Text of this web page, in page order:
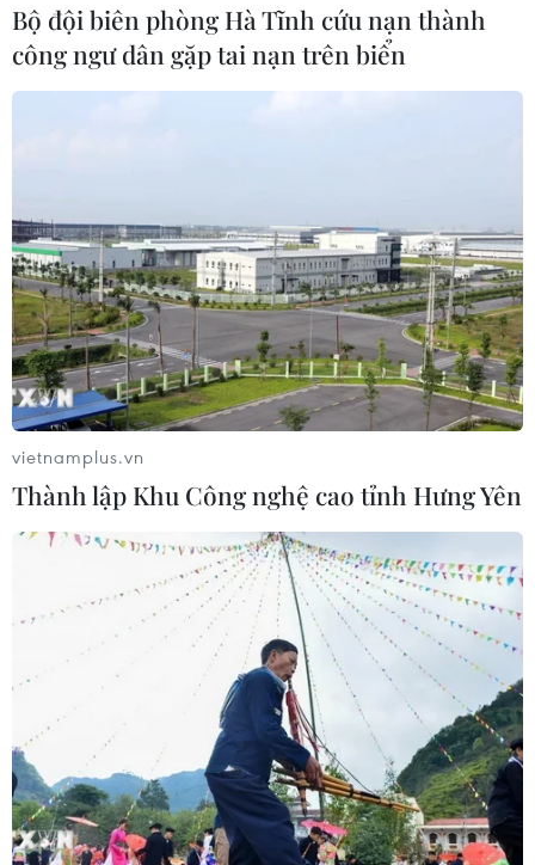
Bảo mẫu tại cơ sở mầm non thừa
nhận hành vi bạo hành hai trẻ
phép vũ khí quân dụng
07/08/2026 12:25
Tây Ninh cảnh báo giả mạo cơ quan
đăng ký kinh doanh để lừa đảo
doanh nghiệp
07/08/2026 08:38
Tiến "Bịp" hầu tòa trong vụ
án tổ chức sử dụng trái phép chất ma
túy
07/08/2026 04:40
Khởi tố đối tượng giả danh Công an,
lừa đảo "chạy án" tại Đắk Lắk
06/08/2026 15:07
Bộ đội biên phòng Hà Tĩnh cứu nạn thành
công ngư dân gặp tai nạn trên biển
vietnamplus.vn
Thành lập Khu Công nghệ cao tỉnh Hưng Yên